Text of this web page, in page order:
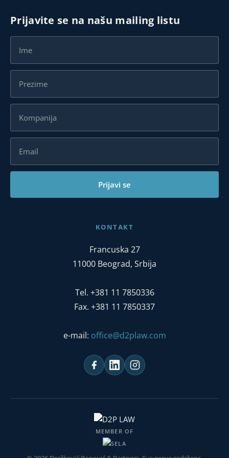
Karijera
Kontakt
Prijavite se na našu mailing listu
Prijavi se
KONTAKT
Francuska 27
11000 Beograd, Srbija
Tel. +381 11 7850336
Fax. +381 11 7850337
e-mail: office@d2plaw.com
MEMBER OF